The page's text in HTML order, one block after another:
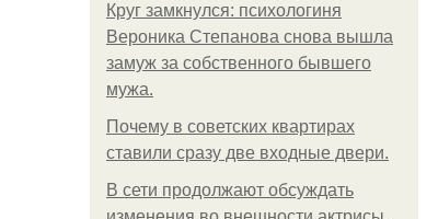
Круг замкнулся: психологиня
Вероника Степанова снова вышла
замуж за собственного бывшего
мужа.
Почему в советских квартирах
ставили сразу две входные двери.
В сети продолжают обсуждать